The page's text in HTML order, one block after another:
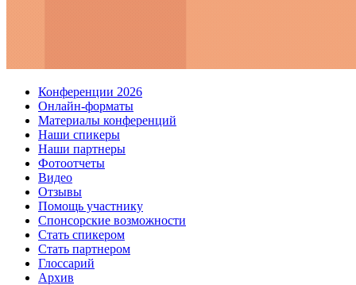
Конференции 2026
Онлайн-форматы
Материалы конференций
Наши спикеры
Наши партнеры
Фотоотчеты
Видео
Отзывы
Помощь участнику
Спонсорские возможности
Стать спикером
Стать партнером
Глоссарий
Архив